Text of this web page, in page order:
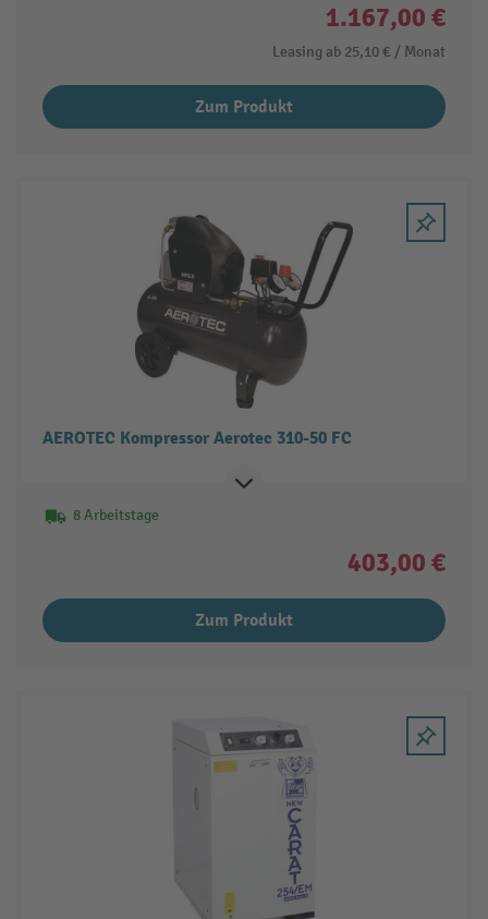
1.167,00 €
Leasing ab 25,10 € / Monat
Zum Produkt
AEROTEC Kompressor Aerotec 310-50 FC
8 Arbeitstage
403,00 €
Zum Produkt